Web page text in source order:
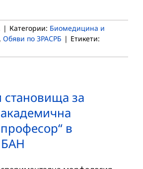
| Категории: Биомедицина и
Обяви по ЗРАСРБ | Етикети:
становища за
в